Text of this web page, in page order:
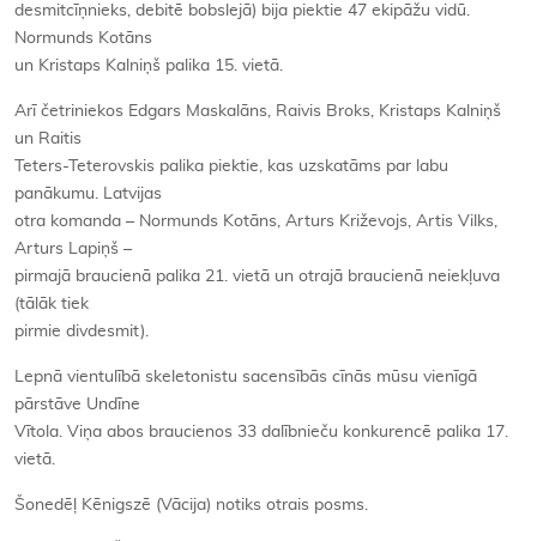
desmitcīņnieks, debitē bobslejā) bija piektie 47 ekipāžu vidū.
Normunds Kotāns
un Kristaps Kalniņš palika 15. vietā.
Arī četriniekos Edgars Maskalāns, Raivis Broks, Kristaps Kalniņš
un Raitis
Teters-Teterovskis palika piektie, kas uzskatāms par labu
panākumu. Latvijas
otra komanda – Normunds Kotāns, Arturs Križevojs, Artis Vilks,
Arturs Lapiņš –
pirmajā braucienā palika 21. vietā un otrajā braucienā neiekļuva
(tālāk tiek
pirmie divdesmit).
Lepnā vientulībā skeletonistu sacensībās cīnās mūsu vienīgā
pārstāve Undīne
Vītola. Viņa abos braucienos 33 dalībnieču konkurencē palika 17.
vietā.
Šonedēļ Kēnigszē (Vācija) notiks otrais posms.